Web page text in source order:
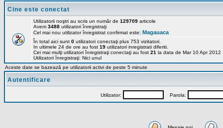
Cine este conectat
Utilizatorii noştri au scris un număr de 129709 articole
Avem 3488 utilizatori înregistraţi
Cel mai nou utilizator înregistrat confirmat este: Magauaca
În total aici sunt 0 utilizatori conectaţi plus 753 vizitatori.
In ultimele 24 de ore au fost 19 utilizatori inregistrati diferiti.
Cei mai mulţi utilizatori înregistraţi conectaţi au fost 21 la data de Mar 10 Apr 2012
Utilizatori înregistraţi: Nici unul
Aceste date se bazează pe utilizatorii activi de peste 5 minute
Autentificare
Utilizator: Parola: